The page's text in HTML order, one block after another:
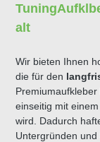
alt
Wir bieten Ihnen
die für den
einseitig mit
wird. Dadurch
Untergründen